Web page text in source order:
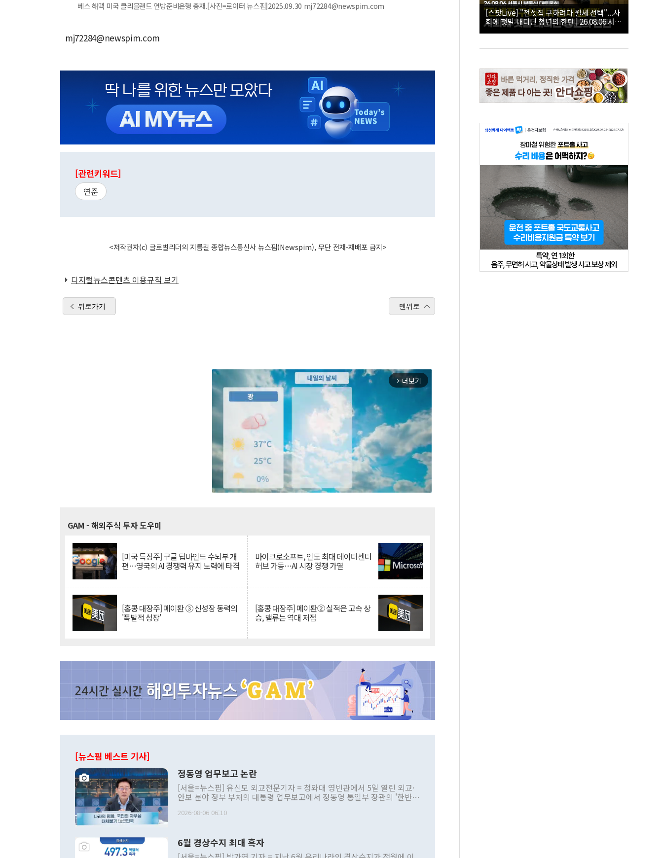
베스 해맥 미국 클리블랜드 연방준비은행 총재.[사진=로이터 뉴스핌]2025.09.30 mj72284@newspim.com
mj72284@newspim.com
[관련키워드]
연준
<저작권자(c) 글로벌리더의 지름길 종합뉴스통신사 뉴스핌(Newspim), 무단 전재-재배포 금지>
디지털뉴스콘텐츠 이용규칙 보기
뒤로가기 맨위로
arrow_forward_ios 더보기
GAM - 해외주식 투자 도우미
[미국 특징주] 구글 딥마인드 수뇌부 개
편…영국의 AI 경쟁력 유지 노력에 타격
마이크로소프트, 인도 최대 데이터센터
허브 가동…AI 시장 경쟁 가열
[홍콩 대장주] 메이퇀 ③ 신성장 동력의
'폭발적 성장'
[홍콩 대장주] 메이퇀② 실적은 고속 상
승, 밸류는 역대 저점
[뉴스핌 베스트 기사]
정동영 업무보고 논란
[서울=뉴스핌] 유신모 외교전문기자 = 청와대 영빈관에서 5일 열린 외교·
안보 분야 정부 부처의 대통령 업무보고에서 정동영 통일부 장관의 '한반도
발언 중에는 정부 내 조율을 거치지 않은 사안을 정책으로 추진하겠다고 공
주의적 희망에 근거한 비현실적 구상'이라는 비판을 내놨다. 그동안 정 장
관의 대북 정책 관련 발언이 물의를 빚은 적은 여러 번 있지만 대통령과 유
2026-08-06 06:10
6월 경상수지 최대 흑자
[스팟Live] "전셋집 구하려다 월세 선택"...사
회에 첫발 내디딘 청년의 한탄 | 26.08.06 서울
시 부동산 대토론회